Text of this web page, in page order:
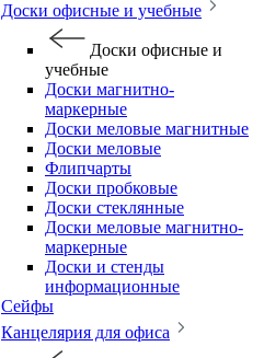
Доски офисные и учебные
Доски офисные и
учебные
Доски магнитно-
маркерные
Доски меловые магнитные
Доски меловые
Флипчарты
Доски пробковые
Доски стеклянные
Доски меловые магнитно-
маркерные
Доски и стенды
информационные
Сейфы
Канцелярия для офиса